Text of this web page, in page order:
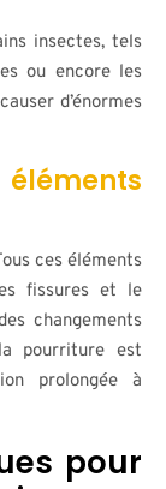
insectes, tels
ou encore les
d’énormes
éléments
ces éléments
fissures et le
changements
pourriture est
prolongée à
pour